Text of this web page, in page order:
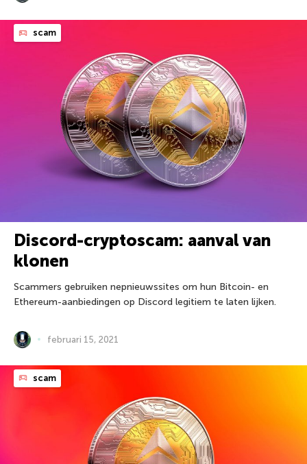
scam
Discord-cryptoscam: aanval van
klonen
Scammers gebruiken nepnieuwssites om hun Bitcoin- en
Ethereum-aanbiedingen op Discord legitiem te laten lijken.
februari 15, 2021
scam